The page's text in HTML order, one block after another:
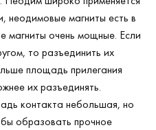
неодимовые магниты есть в
магниты очень мощные. Если
то разъединить их
площадь прилегания
их разъединять.
контакта небольшая, но
образовать прочное